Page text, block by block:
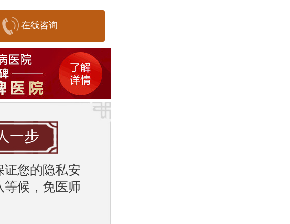
。
获得了较高的
效果表示满
待患者耐心细
者普遍认为，
够提供人性化
在线咨询
一步
证您的隐私安
等候，免医师